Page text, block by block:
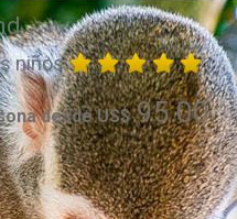
niños
desde US$95.00